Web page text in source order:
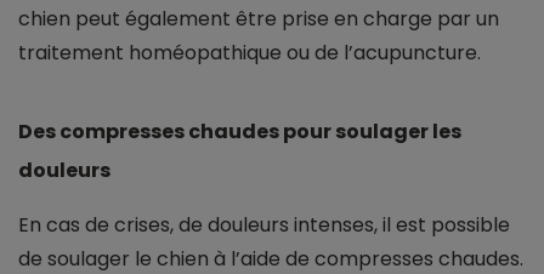
chien peut également être prise en charge par un
traitement homéopathique ou de l’acupuncture.
Des compresses chaudes pour soulager les
douleurs
En cas de crises, de douleurs intenses, il est possible
de soulager le chien à l’aide de compresses chaudes.